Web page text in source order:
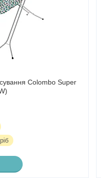
Colombo Super